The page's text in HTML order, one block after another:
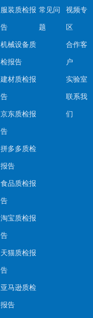
服装质检报
告
机械设备质
检报告
建材质检报
告
京东质检报
告
拼多多质检
报告
食品质检报
告
淘宝质检报
告
天猫质检报
告
亚马逊质检
报告
常见问
题
视频专
区
合作客
户
实验室
联系我
们